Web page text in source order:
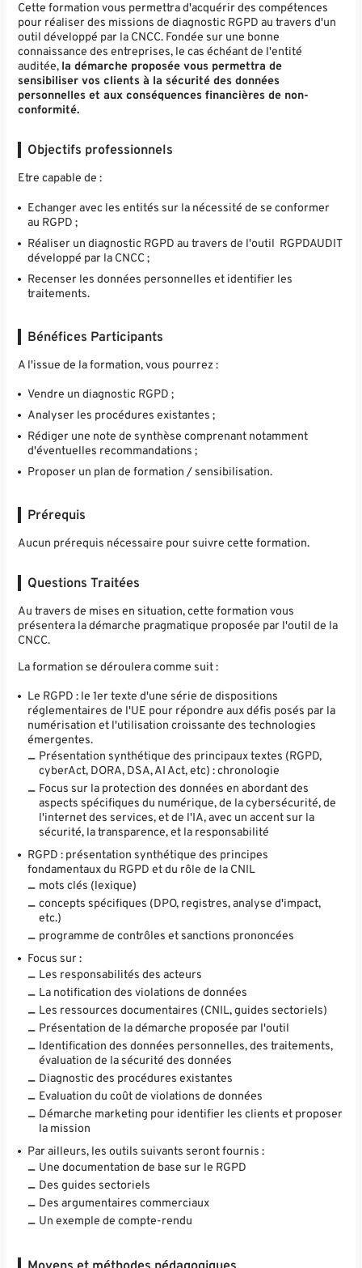
Cette formation vous permettra d'acquérir des compétences
pour réaliser des missions de diagnostic RGPD au travers d'un
outil développé par la CNCC. Fondée sur une bonne
connaissance des entreprises, le cas échéant de l'entité
auditée, la démarche proposée vous permettra de
sensibiliser vos clients à la sécurité des données
personnelles et aux conséquences financières de non-
conformité.
Objectifs professionnels
Etre capable de :
Echanger avec les entités sur la nécessité de se conformer
au RGPD ;
Réaliser un diagnostic RGPD au travers de l'outil RGPDAUDIT
développé par la CNCC ;
Recenser les données personnelles et identifier les
traitements.
Bénéfices Participants
A l'issue de la formation, vous pourrez :
Vendre un diagnostic RGPD ;
Analyser les procédures existantes ;
Rédiger une note de synthèse comprenant notamment
d'éventuelles recommandations ;
Proposer un plan de formation / sensibilisation.
Prérequis
Aucun prérequis nécessaire pour suivre cette formation.
Questions Traitées
Au travers de mises en situation, cette formation vous
présentera la démarche pragmatique proposée par l'outil de la
CNCC.
La formation se déroulera comme suit :
Le RGPD : le 1er texte d'une série de dispositions
réglementaires de l'UE pour répondre aux défis posés par la
numérisation et l'utilisation croissante des technologies
émergentes.
Présentation synthétique des principaux textes (RGPD,
cyberAct, DORA, DSA, AI Act, etc) : chronologie
Focus sur la protection des données en abordant des
aspects spécifiques du numérique, de la cybersécurité, de
l'internet des services, et de l'IA, avec un accent sur la
sécurité, la transparence, et la responsabilité
RGPD : présentation synthétique des principes
fondamentaux du RGPD et du rôle de la CNIL
mots clés (lexique)
concepts spécifiques (DPO, registres, analyse d'impact,
etc.)
programme de contrôles et sanctions prononcées
Focus sur :
Les responsabilités des acteurs
La notification des violations de données
Les ressources documentaires (CNIL, guides sectoriels)
Présentation de la démarche proposée par l'outil
Identification des données personnelles, des traitements,
évaluation de la sécurité des données
Diagnostic des procédures existantes
Evaluation du coût de violations de données
Démarche marketing pour identifier les clients et proposer
la mission
Par ailleurs, les outils suivants seront fournis :
Une documentation de base sur le RGPD
Des guides sectoriels
Des argumentaires commerciaux
Un exemple de compte-rendu